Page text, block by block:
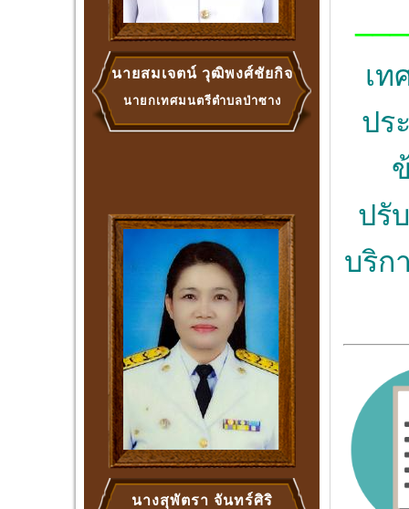
นายสมเจตน์ วุฒิพงศ์ชัยกิจ
นายกเทศมนตรีตำบลป่าซาง
นางสุพัตรา จันทร์ศิริ
เท
ปร
ปรั
บริก